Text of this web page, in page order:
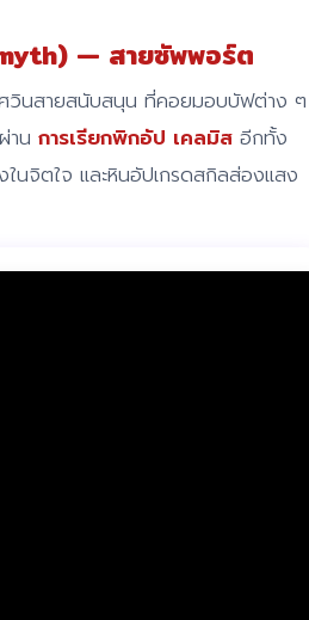
— สายซัพพอร์ต
วินสายสนับสนุน ที่คอยมอบบัฟต่าง ๆ
าน การเรียกพิกอัป เคลมิส อีกทั้ง
นจิตใจ และหินอัปเกรดสกิลส่องแสง